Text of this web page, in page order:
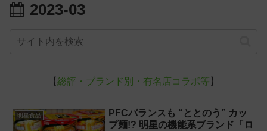
2023-03
【総評・ブランド別・有名店コラボ等 】
明星食品
PFCバランスも “ととのう” カッ
プ麺!? 明星の機能系ブランド「ロ